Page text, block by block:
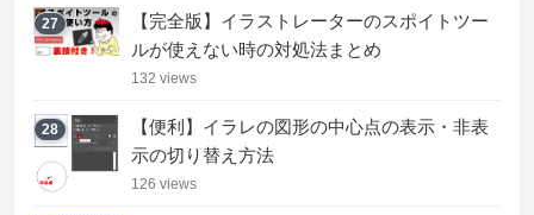
27
【完全版】イラストレーターのスポイトツー
ルが使えない時の対処法まとめ
132 views
28
【便利】イラレの図形の中心点の表示・非表
示の切り替え方法
126 views